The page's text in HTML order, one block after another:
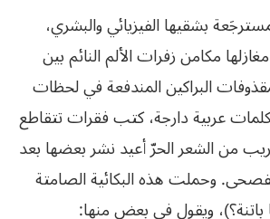
بشقيها الفيزيائي والبشري،
مكامن زفرات الألم النائم بين
البراكين المندفعة في لحظات
عربية دارجة، كتب فقرات تتقاطع
من الشعر الحرّ أعيد نشر بعضها بعد
وحملت هذه البكائية الصامتة
باتنة؟)، ويقول في بعض منها: